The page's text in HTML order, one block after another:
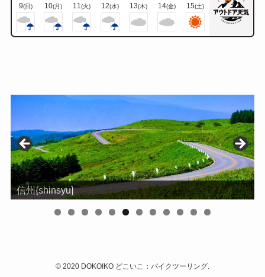
9(日) 10(月) 11(火) 12(水) 13(木) 14(金) 15(土)
信州{shinsyu]
0 1 2
© 2020 DOKOIKO どこいこ：バイクツーリング.